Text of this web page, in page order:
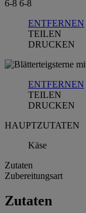
6-8 6-8
ENTFERNEN
TEILEN
DRUCKEN
ENTFERNEN
TEILEN
DRUCKEN
HAUPTZUTATEN
Käse
Zutaten
Zubereitungsart
Zutaten